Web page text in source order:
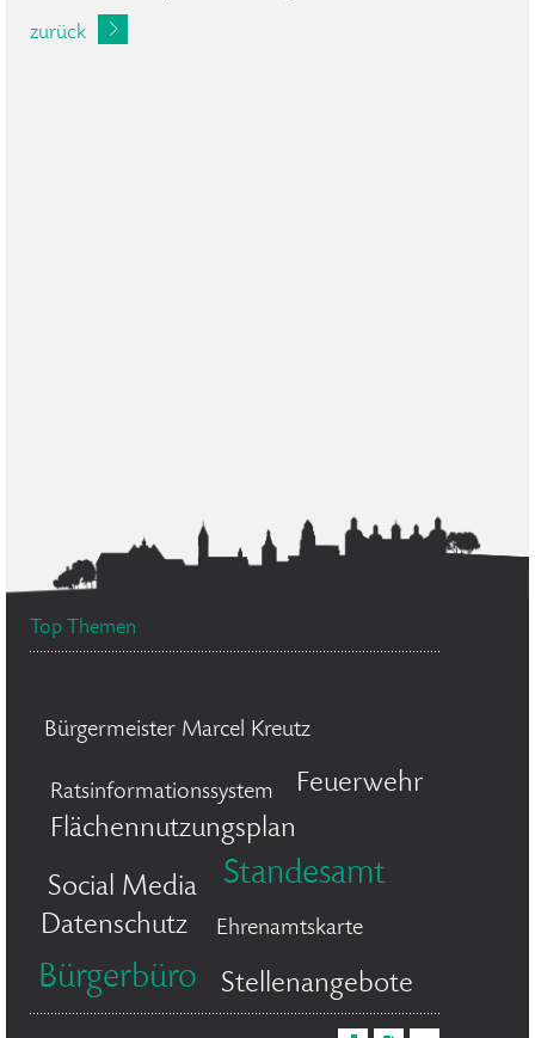
zurück
Top Themen
Bürgermeister Marcel Kreutz
Ratsinformationssystem
Feuerwehr
Flächennutzungsplan
Social Media
Standesamt
Datenschutz Ehrenamtskarte
Bürgerbüro Stellenangebote